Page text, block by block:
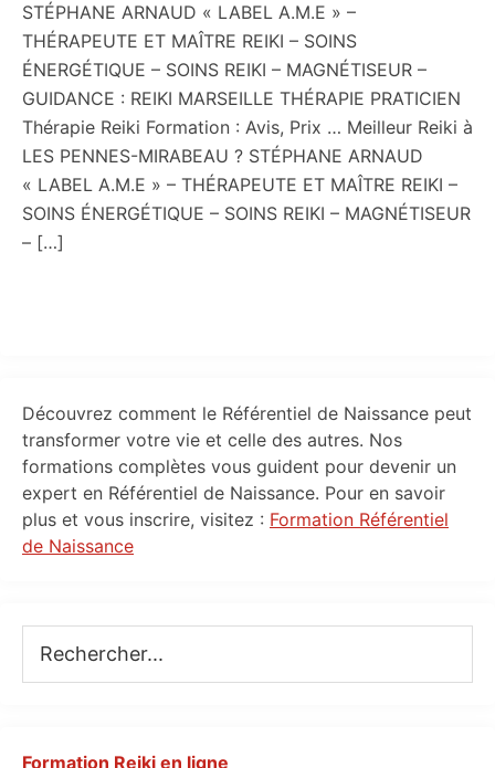
STÉPHANE ARNAUD « LABEL A.M.E » –
THÉRAPEUTE ET MAÎTRE REIKI – SOINS
ÉNERGÉTIQUE – SOINS REIKI – MAGNÉTISEUR –
GUIDANCE : REIKI MARSEILLE THÉRAPIE PRATICIEN
Thérapie Reiki Formation : Avis, Prix … Meilleur Reiki à
LES PENNES-MIRABEAU ? STÉPHANE ARNAUD
« LABEL A.M.E » – THÉRAPEUTE ET MAÎTRE REIKI –
SOINS ÉNERGÉTIQUE – SOINS REIKI – MAGNÉTISEUR
– […]
Primary
Sidebar
Découvrez comment le Référentiel de Naissance peut
transformer votre vie et celle des autres. Nos
formations complètes vous guident pour devenir un
expert en Référentiel de Naissance. Pour en savoir
plus et vous inscrire, visitez : Formation Référentiel
de Naissance
Formation Reiki en ligne